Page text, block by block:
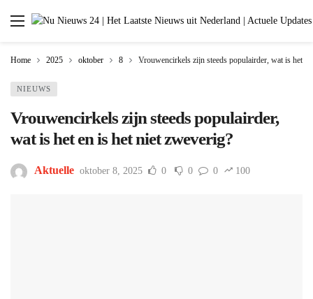
Home 2025 oktober 8 Vrouwencirkels zijn steeds populairder, wat is het
NIEUWS
Vrouwencirkels zijn steeds populairder,
wat is het en is het niet zweverig?
Aktuelle oktober 8, 2025 0 0 0 100